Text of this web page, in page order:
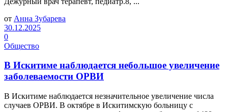
от Анна Зубарева
30.12.2025
0
Общество
В Искитиме наблюдается небольшое увеличение
заболеваемости ОРВИ
В Искитиме наблюдается незначительное увеличение числа
случаев ОРВИ. В октябре в Искитимскую больницу с